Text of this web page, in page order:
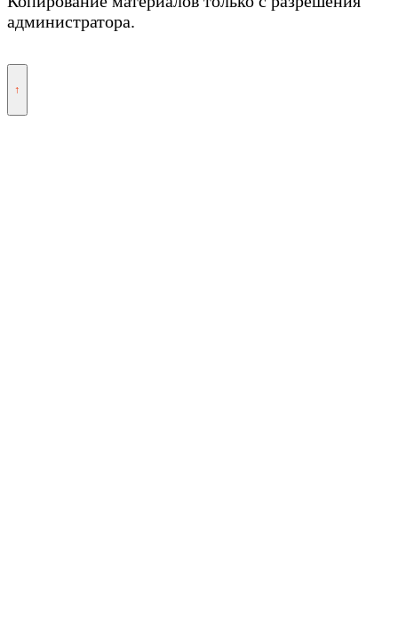
администратора.